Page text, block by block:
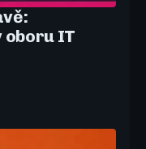
oboru IT